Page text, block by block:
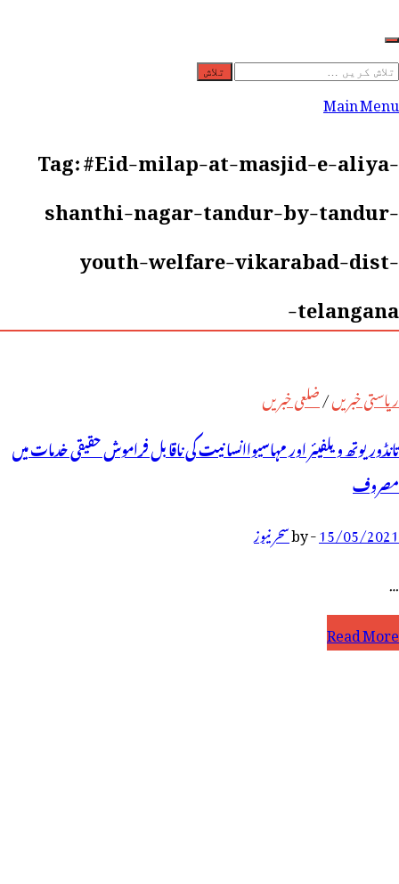
تلاش
کریں
Main Menu
Tag:#Eid-milap-at-masjid-e-aliya-
shanthi-nagar-tandur-by-tandur-
youth-welfare-vikarabad-dist-
telangana-
ریاستی خبریں/ضلعی خبریں
تانڈور یوتھ ویلفیئر اور مہاسیواانسانیت کی ناقابل فراموش حقیقی خدمات میں
مصروف
15/05/2021
-
byسحر نیوز
…
تانڈور
Read More